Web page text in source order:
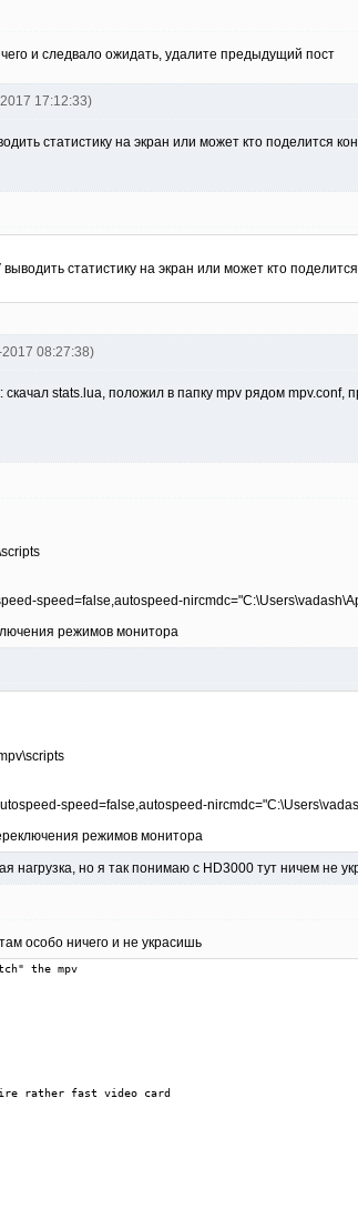
и следвало ожидать, удалите предыдущий пост
17:12:33)
статистику на экран или может кто поделится
статистику на экран или может кто
08:27:38)
stats.lua, положил в папку mpv рядом mpv.conf,
speed=false,autospeed-
режимов монитора
speed=false,autospeed-
режимов монитора
нагрузка, но я так понимаю с HD3000 тут ничем не
особо ничего и не украсишь
the mpv
rather fast video card